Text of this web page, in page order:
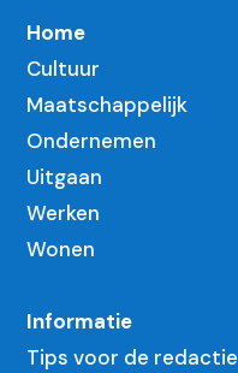
Home
Cultuur
Maatschappelijk
Ondernemen
Uitgaan
Werken
Wonen
Informatie
Tips voor de redactie